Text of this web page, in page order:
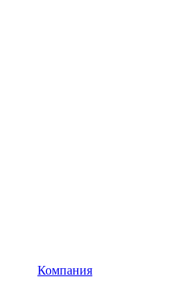
Компания